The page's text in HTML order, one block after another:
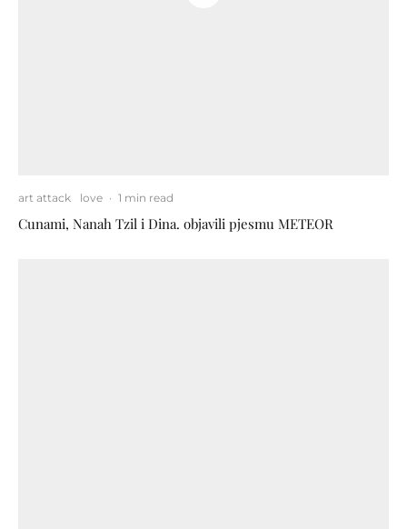
art attack love · 1 min read
Cunami, Nanah Tzil i Dina. objavili pjesmu METEOR